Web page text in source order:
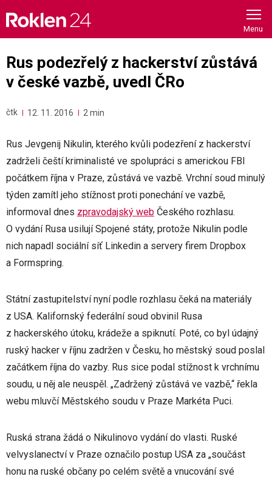
content
Rus podezřelý z hackerství zůstává
v české vazbě, uvedl ČRo
čtk 12. 11. 2016 2 min
Rus Jevgenij Nikulin, kterého kvůli podezření z hackerství
zadrželi čeští kriminalisté ve spolupráci s americkou FBI
počátkem října v Praze, zůstává ve vazbě. Vrchní soud minulý
týden zamítl jeho stížnost proti ponechání ve vazbě,
informoval dnes zpravodajský web Českého rozhlasu.
O vydání Rusa usilují Spojené státy, protože Nikulin podle
nich napadl sociální síť Linkedin a servery firem Dropbox
a Formspring.
Státní zastupitelství nyní podle rozhlasu čeká na materiály
z USA. Kalifornský federální soud obvinil Rusa
z hackerského útoku, krádeže a spiknutí. Poté, co byl údajný
ruský hacker v říjnu zadržen v Česku, ho městský soud poslal
začátkem října do vazby. Rus sice podal stížnost k vrchnímu
soudu, u něj ale neuspěl. „Zadržený zůstává ve vazbě,“ řekla
webu mluvčí Městského soudu v Praze Markéta Puci.
Ruská strana žádá o Nikulinovo vydání do vlasti. Ruské
velvyslanectví v Praze označilo postup USA za „součást
honu na ruské občany po celém světě a vnucování své